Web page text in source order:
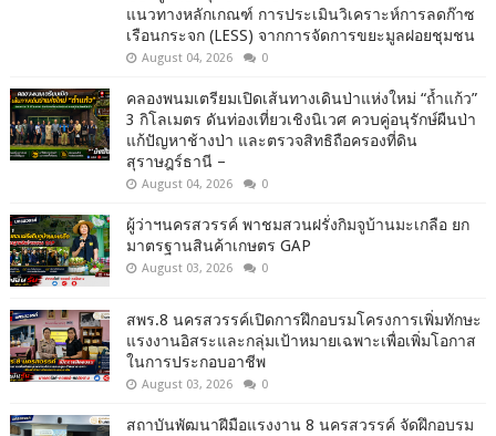
แนวทางหลักเกณฑ์ การประเมินวิเคราะห์การลดก๊าซ
เรือนกระจก (LESS) จากการจัดการขยะมูลฝอยชุมชน
August 04, 2026 0
คลองพนมเตรียมเปิดเส้นทางเดินป่าแห่งใหม่ “ถ้ำแก้ว”
3 กิโลเมตร ดันท่องเที่ยวเชิงนิเวศ ควบคู่อนุรักษ์ผืนป่า
แก้ปัญหาช้างป่า และตรวจสิทธิถือครองที่ดิน
สุราษฎร์ธานี –
August 04, 2026 0
ผู้ว่าฯนครสวรรค์ พาชมสวนฝรั่งกิมจูบ้านมะเกลือ ยก
มาตรฐานสินค้าเกษตร GAP
August 03, 2026 0
สพร.8 นครสวรรค์เปิดการฝึกอบรมโครงการเพิ่มทักษะ
แรงงานอิสระและกลุ่มเป้าหมายเฉพาะเพื่อเพิ่มโอกาส
ในการประกอบอาชีพ
August 03, 2026 0
สถาบันพัฒนาฝีมือแรงงาน 8 นครสวรรค์ จัดฝึกอบรม